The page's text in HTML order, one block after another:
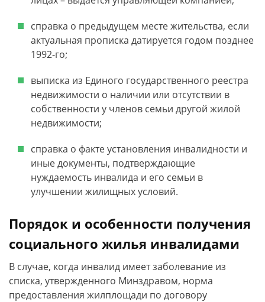
справка о предыдущем месте жительства, если
актуальная прописка датируется годом позднее
1992-го;
выписка из Единого государственного реестра
недвижимости о наличии или отсутствии в
собственности у членов семьи другой жилой
недвижимости;
справка о факте установления инвалидности и
иные документы, подтверждающие
нуждаемость инвалида и его семьи в
улучшении жилищных условий.
Порядок и особенности получения
социального жилья инвалидами
В случае, когда инвалид имеет заболевание из
списка, утвержденного Минздравом, норма
предоставления жилплощади по договору